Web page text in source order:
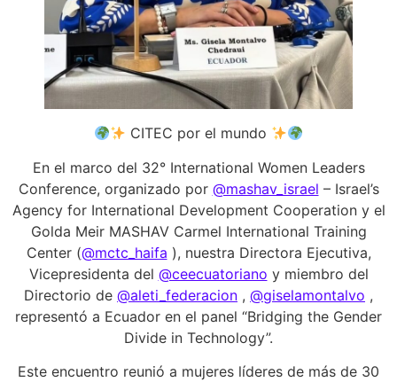
CITEC por el mundo
En el marco del 32° International Women Leaders
Conference, organizado por @mashav_israel – Israel’s
Agency for International Development Cooperation y el
Golda Meir MASHAV Carmel International Training
Center (@mctc_haifa ), nuestra Directora Ejecutiva,
Vicepresidenta del @ceecuatoriano y miembro del
Directorio de @aleti_federacion , @giselamontalvo ,
representó a Ecuador en el panel “Bridging the Gender
Divide in Technology”.
Este encuentro reunió a mujeres líderes de más de 30